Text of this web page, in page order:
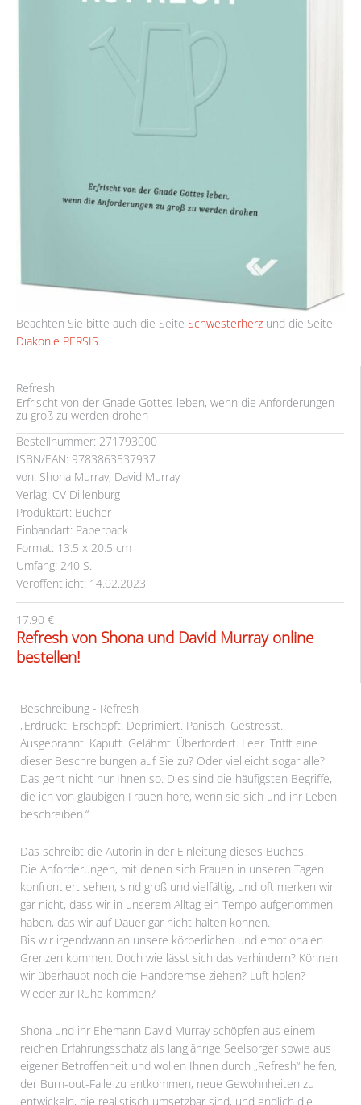
Refresh
Erfrischt von der Gnade Gottes leben, wenn die Anforderungen
zu groß zu werden drohen
Bestellnummer: 271793000
ISBN/EAN: 9783863537937
von: Shona Murray, David Murray
Verlag: CV Dillenburg
Produktart: Bücher
Einbandart: Paperback
Format: 13.5 x 20.5 cm
Umfang: 240 S.
Veröffentlicht: 14.02.2023
17.90 €
Refresh von Shona und David Murray online
bestellen!
Beachten Sie bitte auch die Seite Schwesterherz und die Seite
Diakonie PERSIS.
Beschreibung - Refresh
„Erdrückt. Erschöpft. Deprimiert. Panisch. Gestresst.
Ausgebrannt. Kaputt. Gelähmt. Überfordert. Leer. Trifft eine
dieser Beschreibungen auf Sie zu? Oder vielleicht sogar alle?
Das geht nicht nur Ihnen so. Dies sind die häufigsten Begriffe,
die ich von gläubigen Frauen höre, wenn sie sich und ihr Leben
beschreiben.“
Das schreibt die Autorin in der Einleitung dieses Buches.
Die Anforderungen, mit denen sich Frauen in unseren Tagen
konfrontiert sehen, sind groß und vielfältig, und oft merken wir
gar nicht, dass wir in unserem Alltag ein Tempo aufgenommen
haben, das wir auf Dauer gar nicht halten können.
Bis wir irgendwann an unsere körperlichen und emotionalen
Grenzen kommen. Doch wie lässt sich das verhindern? Können
wir überhaupt noch die Handbremse ziehen? Luft holen?
Wieder zur Ruhe kommen?
Shona und ihr Ehemann David Murray schöpfen aus einem
reichen Erfahrungsschatz als langjährige Seelsorger sowie aus
eigener Betroffenheit und wollen Ihnen durch „Refresh“ helfen,
der Burn-out-Falle zu entkommen, neue Gewohnheiten zu
entwickeln, die realistisch umsetzbar sind, und endlich die